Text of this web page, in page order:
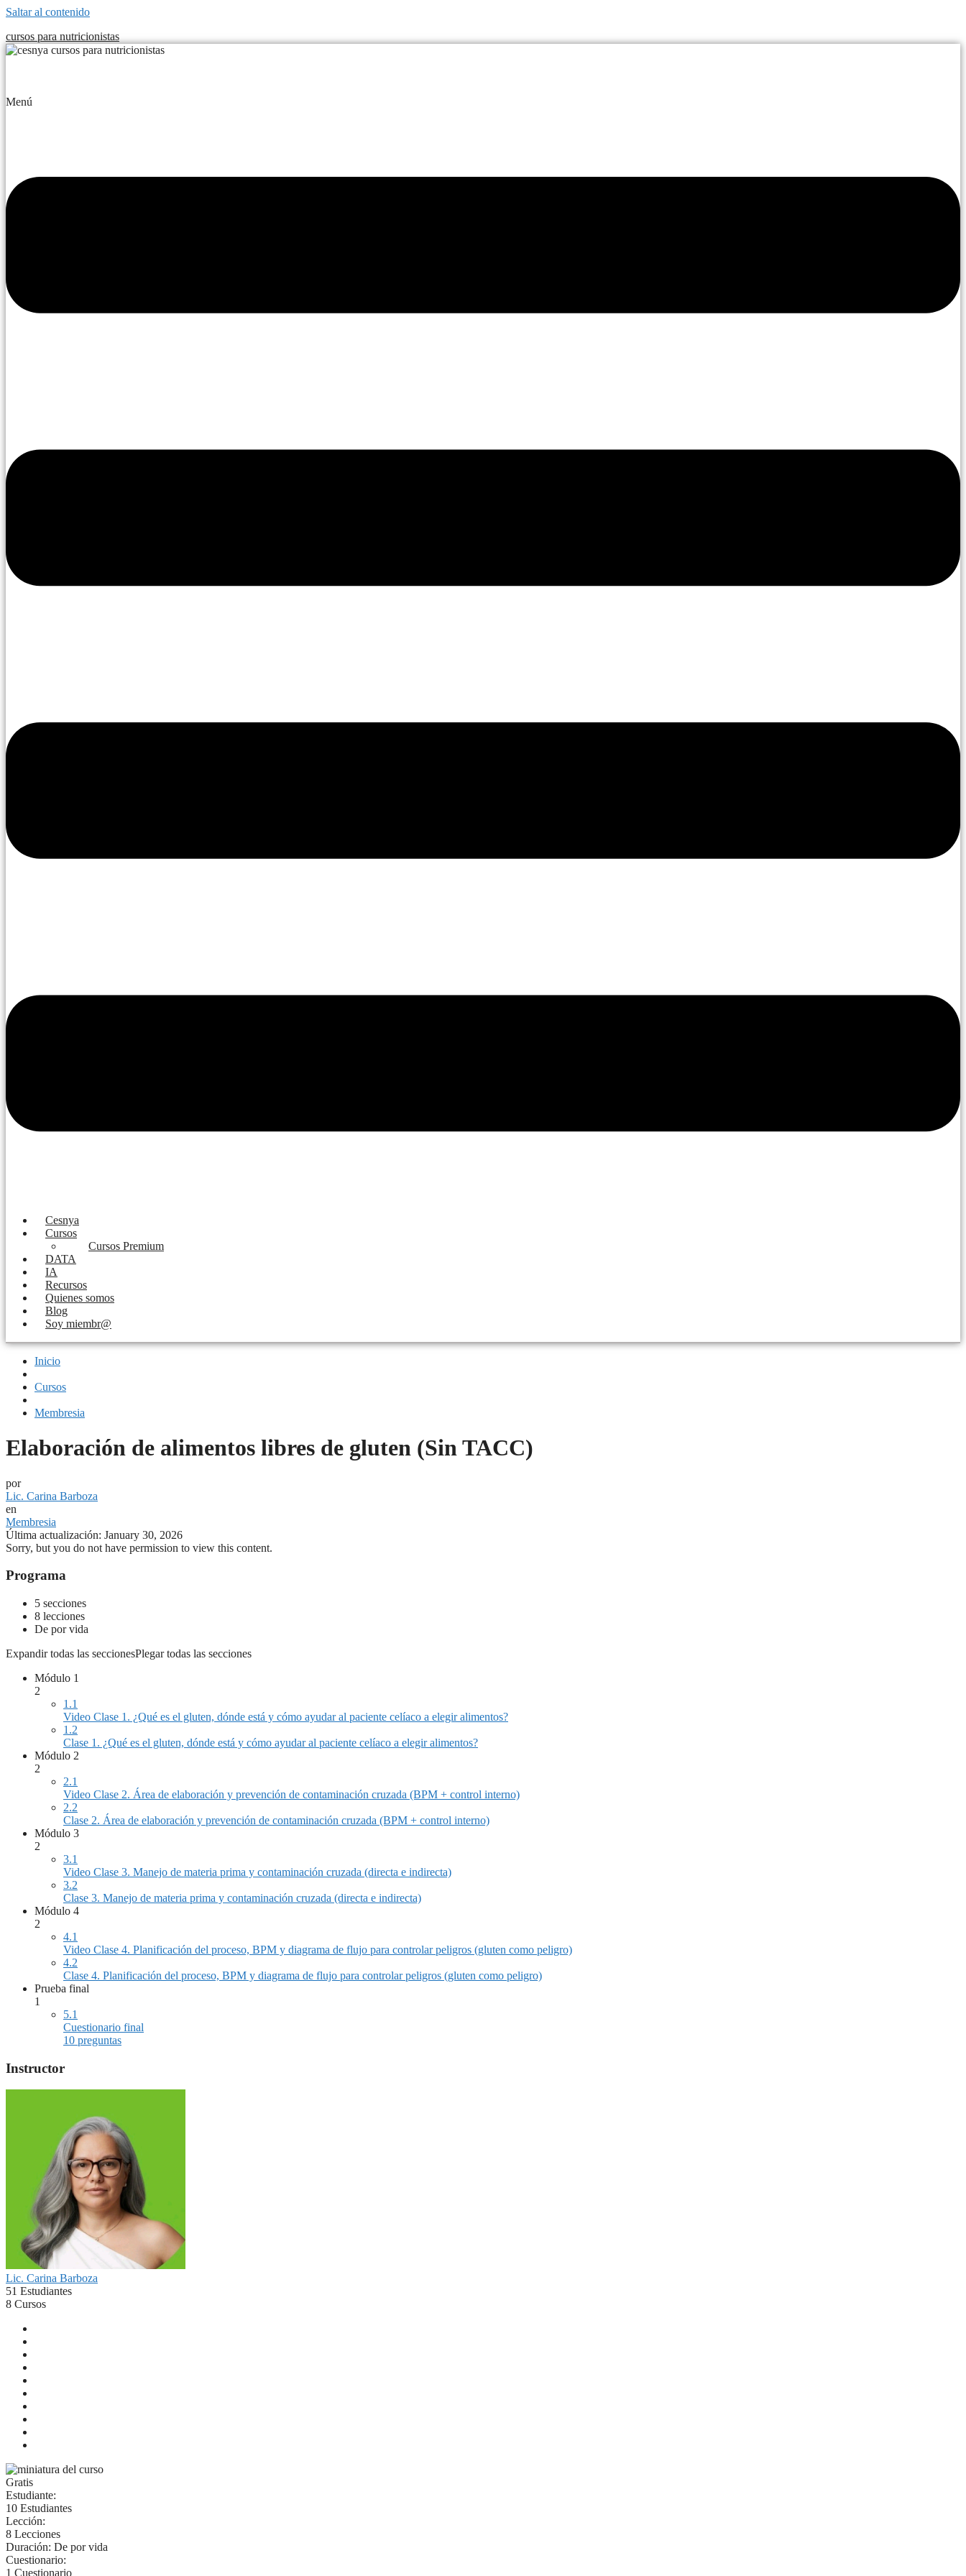
Saltar al contenido
cursos para nutricionistas
Menú
Cesnya
Cursos
Cursos Premium
DATA
IA
Recursos
Quienes somos
Blog
Soy miembr@
Inicio
Cursos
Membresia
Elaboración de alimentos libres de gluten (Sin TACC)
por
Lic. Carina Barboza
en
Membresia
Última actualización: January 30, 2026
Sorry, but you do not have permission to view this content.
Programa
5 secciones
8 lecciones
De por vida
Expandir todas las seccionesPlegar todas las secciones
Módulo 1
2
1.1
Video Clase 1. ¿Qué es el gluten, dónde está y cómo ayudar al paciente celíaco a elegir alimentos?
1.2
Clase 1. ¿Qué es el gluten, dónde está y cómo ayudar al paciente celíaco a elegir alimentos?
Módulo 2
2
2.1
Video Clase 2. Área de elaboración y prevención de contaminación cruzada (BPM + control interno)
2.2
Clase 2. Área de elaboración y prevención de contaminación cruzada (BPM + control interno)
Módulo 3
2
3.1
Video Clase 3. Manejo de materia prima y contaminación cruzada (directa e indirecta)
3.2
Clase 3. Manejo de materia prima y contaminación cruzada (directa e indirecta)
Módulo 4
2
4.1
Video Clase 4. Planificación del proceso, BPM y diagrama de flujo para controlar peligros (gluten como peligro)
4.2
Clase 4. Planificación del proceso, BPM y diagrama de flujo para controlar peligros (gluten como peligro)
Prueba final
1
5.1
Cuestionario final
10 preguntas
Instructor
Lic. Carina Barboza
51 Estudiantes
8 Cursos
Gratis
Estudiante:
10 Estudiantes
Lección:
8 Lecciones
Duración: De por vida
Cuestionario:
1 Cuestionario